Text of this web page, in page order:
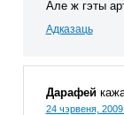
Але ж гэты
Адказаць
Дарафей
24 чэрвеня,